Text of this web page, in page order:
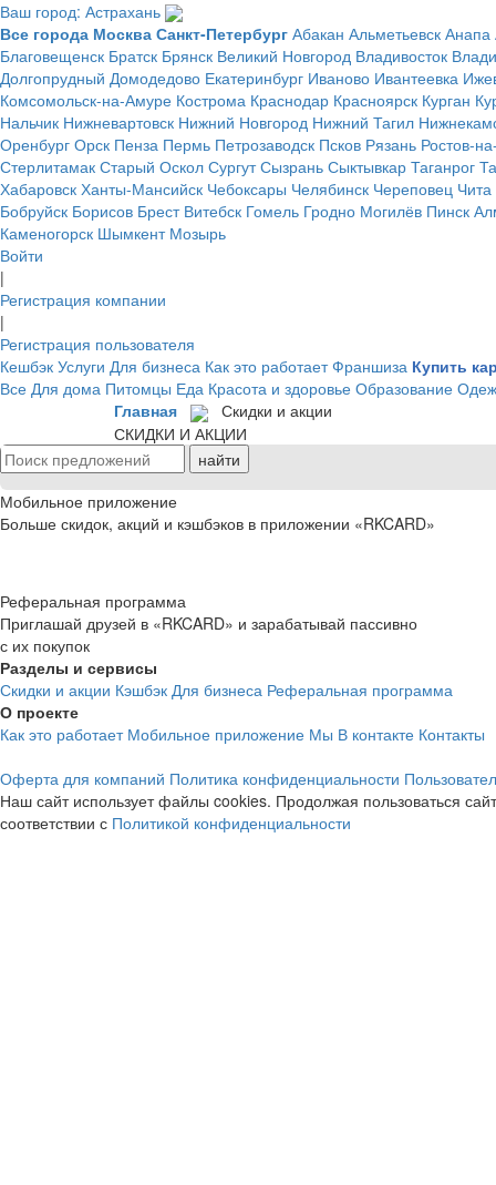
Ваш город: Астрахань
Все города Москва Санкт-Петербург Абакан Альметьевск Анапа
Благовещенск Братск Брянск Великий Новгород Владивосток
Долгопрудный Домодедово Екатеринбург Иваново Ивантеевка
Комсомольск-на-Амуре Кострома Краснодар Красноярск Курган
Нальчик Нижневартовск Нижний Новгород Нижний Тагил
Оренбург Орск Пенза Пермь Петрозаводск Псков Рязань Ростов-
Стерлитамак Старый Оскол Сургут Сызрань Сыктывкар Таганрог
Хабаровск Ханты-Мансийск Чебоксары Челябинск Череповец Чита
Бобруйск Борисов Брест Витебск Гомель Гродно Могилёв Пинск
Каменогорск Шымкент Мозырь
Войти
|
Регистрация компании
|
Регистрация пользователя
Кешбэк Услуги Для бизнеса Как это работает Франшиза Купить
Все Для дома Питомцы Еда Красота и здоровье Образование
Главная
Скидки и акции
СКИДКИ И АКЦИИ
Мобильное приложение
Больше скидок, акций и кэшбэков в приложении «RKCARD»
Реферальная программа
Приглашай друзей в «RKCARD» и зарабатывай пассивно
с их покупок
Разделы и сервисы
Скидки и акции Кэшбэк Для бизнеса Реферальная программа
О проекте
Как это работает Мобильное приложение Мы В контакте Контакты
Оферта для компаний Политика конфиденциальности
Наш сайт использует файлы cookies. Продолжая пользоваться
соответствии с Политикой конфиденциальности